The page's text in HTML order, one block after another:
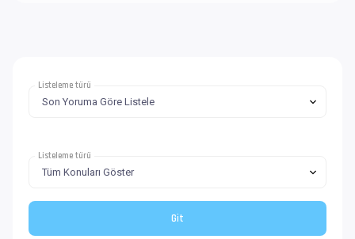
Listeleme türü
Listeleme türü